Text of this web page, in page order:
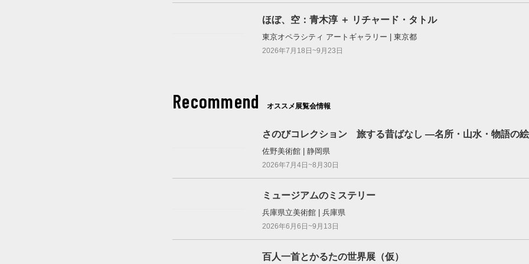
ほぼ、空：⻘⽊淳 ＋ リチャード・タトル
東京オペラシティ アートギャラリー | 東京都
2026年7月18日~9月23日
Recommend オススメ展覧会情報
さのびコレクション 旅する昔ばなし ―名所・山水・物語の
佐野美術館 | 静岡県
2026年7月4日~8月30日
ミュージアムのミステリー
兵庫県立美術館 | 兵庫県
2026年6月6日~9月13日
百人一首とかるたの世界展（仮）